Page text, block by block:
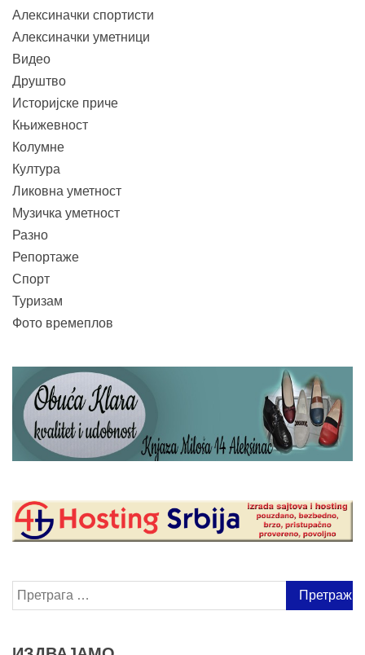
Алексиначки спортисти
Алексиначки уметници
Видео
Друштво
Историјске приче
Књижевност
Колумне
Култура
Ликовна уметност
Музичка уметност
Разно
Репортаже
Спорт
Туризам
Фото времеплов
Претрага
за: